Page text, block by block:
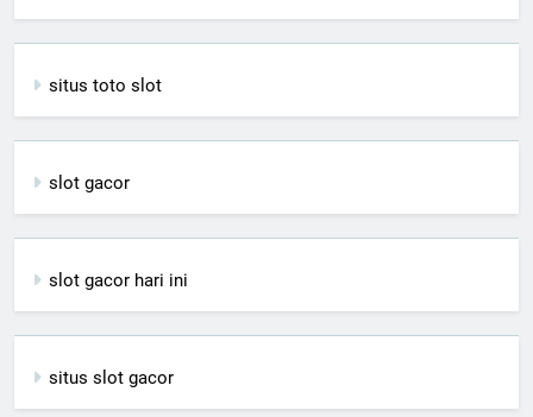
situs toto slot
slot gacor
slot gacor hari ini
situs slot gacor